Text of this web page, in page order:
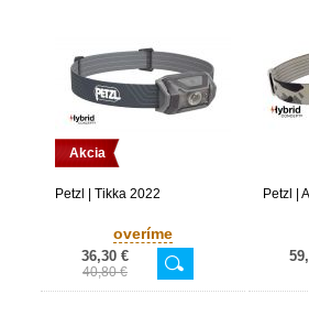
Akcia
Petzl | Tikka 2022
overíme
36,30 €
40,80 €
Petzl |